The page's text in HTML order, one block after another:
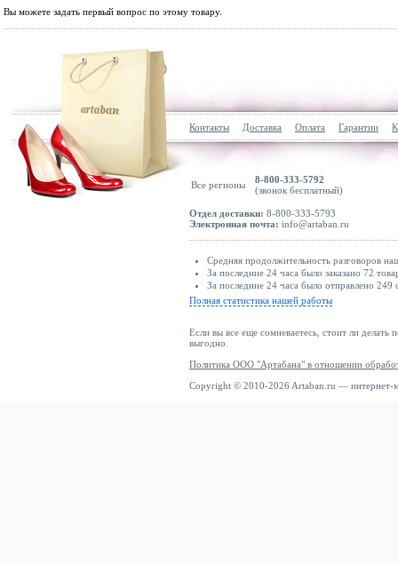
Вы можете задать первый вопрос по этому товару.
Контакты Доставка Оплата Гарантии
Все регионы
8-800-333-5792
(звонок бесплатный)
Отдел доставки: 8-800-333-5793
Электронная почта: info@artaban.ru
Средняя продолжительность разговоров
За последние 24 часа было заказано 72
За последние 24 часа было отправлено
Полная статистика нашей работы
Если вы все еще сомневаетесь, стоит ли делать
выгодно.
Политика ООО "Артабана" в отношении
Copyright © 2010-2026 Artaban.ru — интернет-